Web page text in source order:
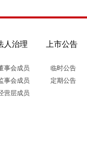
临时公告
定期公告
上市公告
事会成员
事会成员
营层成员
人治理